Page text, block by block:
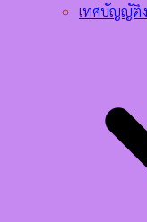
เทศบัญญัติ